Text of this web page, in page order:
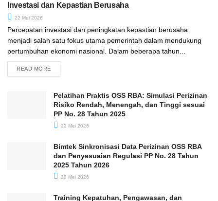
Investasi dan Kepastian Berusaha
22 Mei 2026
Percepatan investasi dan peningkatan kepastian berusaha
menjadi salah satu fokus utama pemerintah dalam mendukung
pertumbuhan ekonomi nasional. Dalam beberapa tahun...
READ MORE
Pelatihan Praktis OSS RBA: Simulasi Perizinan
Risiko Rendah, Menengah, dan Tinggi sesuai
PP No. 28 Tahun 2025
22 Mei 2026
Bimtek Sinkronisasi Data Perizinan OSS RBA
dan Penyesuaian Regulasi PP No. 28 Tahun
2025 Tahun 2026
22 Mei 2026
Training Kepatuhan, Pengawasan, dan